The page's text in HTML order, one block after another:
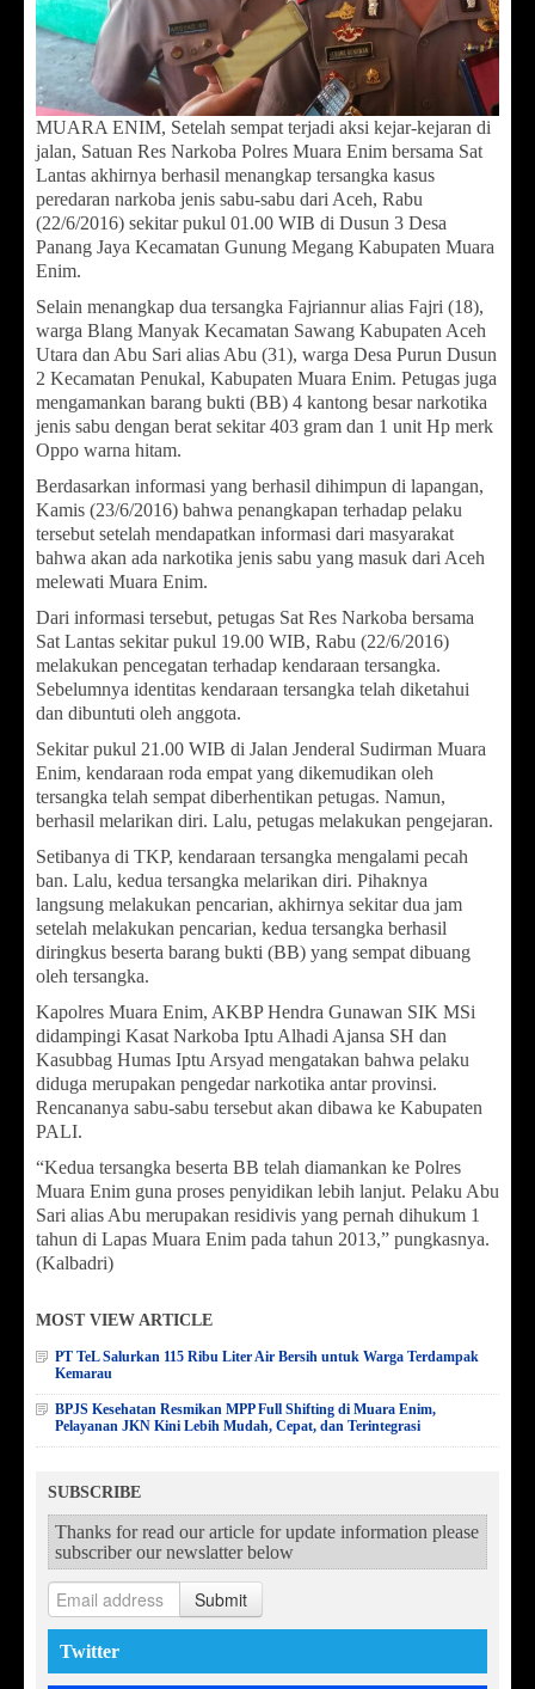
MUARA ENIM, Setelah sempat terjadi aksi kejar-kejaran di
jalan, Satuan Res Narkoba Polres Muara Enim bersama Sat
Lantas akhirnya berhasil menangkap tersangka kasus
peredaran narkoba jenis sabu-sabu dari Aceh, Rabu
(22/6/2016) sekitar pukul 01.00 WIB di Dusun 3 Desa
Panang Jaya Kecamatan Gunung Megang Kabupaten Muara
Enim.
Selain menangkap dua tersangka Fajriannur alias Fajri (18),
warga Blang Manyak Kecamatan Sawang Kabupaten Aceh
Utara dan Abu Sari alias Abu (31), warga Desa Purun Dusun
2 Kecamatan Penukal, Kabupaten Muara Enim. Petugas juga
mengamankan barang bukti (BB) 4 kantong besar narkotika
jenis sabu dengan berat sekitar 403 gram dan 1 unit Hp merk
Oppo warna hitam.
Berdasarkan informasi yang berhasil dihimpun di lapangan,
Kamis (23/6/2016) bahwa penangkapan terhadap pelaku
tersebut setelah mendapatkan informasi dari masyarakat
bahwa akan ada narkotika jenis sabu yang masuk dari Aceh
melewati Muara Enim.
Dari informasi tersebut, petugas Sat Res Narkoba bersama
Sat Lantas sekitar pukul 19.00 WIB, Rabu (22/6/2016)
melakukan pencegatan terhadap kendaraan tersangka.
Sebelumnya identitas kendaraan tersangka telah diketahui
dan dibuntuti oleh anggota.
Sekitar pukul 21.00 WIB di Jalan Jenderal Sudirman Muara
Enim, kendaraan roda empat yang dikemudikan oleh
tersangka telah sempat diberhentikan petugas. Namun,
berhasil melarikan diri. Lalu, petugas melakukan pengejaran.
Setibanya di TKP, kendaraan tersangka mengalami pecah
ban. Lalu, kedua tersangka melarikan diri. Pihaknya
langsung melakukan pencarian, akhirnya sekitar dua jam
setelah melakukan pencarian, kedua tersangka berhasil
diringkus beserta barang bukti (BB) yang sempat dibuang
oleh tersangka.
Kapolres Muara Enim, AKBP Hendra Gunawan SIK MSi
didampingi Kasat Narkoba Iptu Alhadi Ajansa SH dan
Kasubbag Humas Iptu Arsyad mengatakan bahwa pelaku
diduga merupakan pengedar narkotika antar provinsi.
Rencananya sabu-sabu tersebut akan dibawa ke Kabupaten
PALI.
“Kedua tersangka beserta BB telah diamankan ke Polres
Muara Enim guna proses penyidikan lebih lanjut. Pelaku Abu
Sari alias Abu merupakan residivis yang pernah dihukum 1
tahun di Lapas Muara Enim pada tahun 2013,” pungkasnya.
(Kalbadri)
MOST VIEW ARTICLE
PT TeL Salurkan 115 Ribu Liter Air Bersih untuk Warga Terdampak
Kemarau
BPJS Kesehatan Resmikan MPP Full Shifting di Muara Enim,
Pelayanan JKN Kini Lebih Mudah, Cepat, dan Terintegrasi
SUBSCRIBE
Thanks for read our article for update information please
subscriber our newslatter below
Submit
Twitter